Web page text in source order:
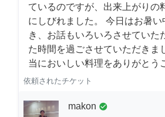
ているのですが、出来上がりの
にしびれました。 今日はお暑
き、お話もいろいろさせていた
た時間を過ごさせていただきま
当においしい料理をありがとう
依頼されたチケット
makon check_circle